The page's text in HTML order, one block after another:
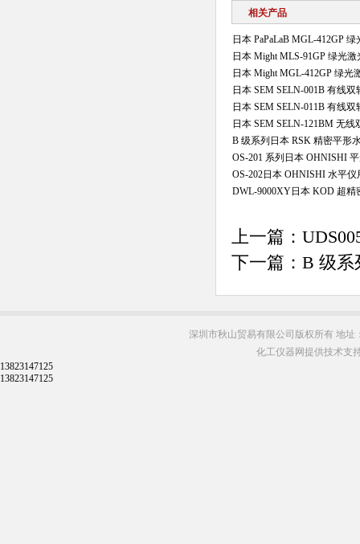
相关产品
日本 PaPaLaB MGL‑412GP
日本 Might MLS‑91GP 绿光
日本 Might MGL‑412GP 绿光
日本 SEM SELN-001B 有线
日本 SEM SELN-011B 有线
日本 SEM SELN-121BM 无线
B 级系列日本 RSK 精密平形
OS-201 系列日本 OHNISHI
OS-202日本 OHNISHI 水平仪
DWL-9000XY日本 KOD 超精
上一篇：
下一篇： B 级系
深圳市秋山贸易有限公司版权所有 地址
化工仪器网提供技术支
13823147125
13823147125